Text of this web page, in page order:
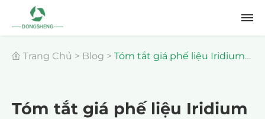
Trang Chủ > Blog > Tóm tắt giá phế liệu Iridium
mới nhất năm 2025
Tóm tắt giá phế liệu Iridium